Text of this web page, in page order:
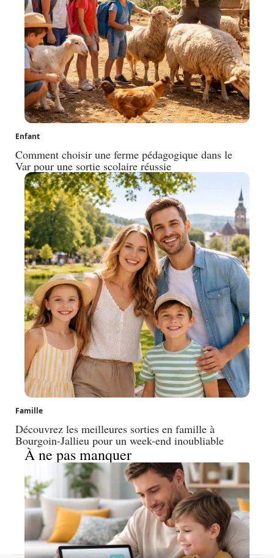
Enfant
Comment choisir une ferme pédagogique dans le
Var pour une sortie scolaire réussie
Famille
Découvrez les meilleures sorties en famille à
Bourgoin-Jallieu pour un week-end inoubliable
À ne pas manquer